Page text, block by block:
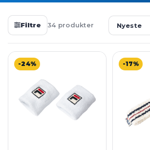
Filtre 34 produkter
-24% -17%